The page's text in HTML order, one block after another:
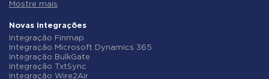
Integração Gmail
Integração ClickUp
Integração Airtable
Integração Google Contacts
Integração OpenAI (ChatGPT)
Integração Instagram
Integração ActiveCampaign
Mostre mais
Novas integrações
Integração Finmap
Integração Microsoft Dynamics 365
Integração BulkGate
Integração TxtSync
Integração Wire2Air